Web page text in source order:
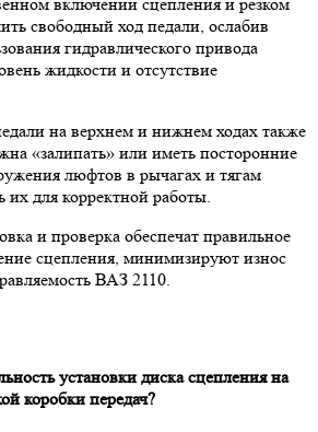
включении сцепления и резком
свободный ход педали, ослабив
гидравлического привода
жидкости и отсутствие
на верхнем и нижнем ходах также
«залипать» или иметь посторонние
люфтов в рычагах и тягам
их для корректной работы.
и проверка обеспечат правильное
сцепления, минимизируют износ
ВАЗ 2110.
установки диска сцепления на
коробки передач?